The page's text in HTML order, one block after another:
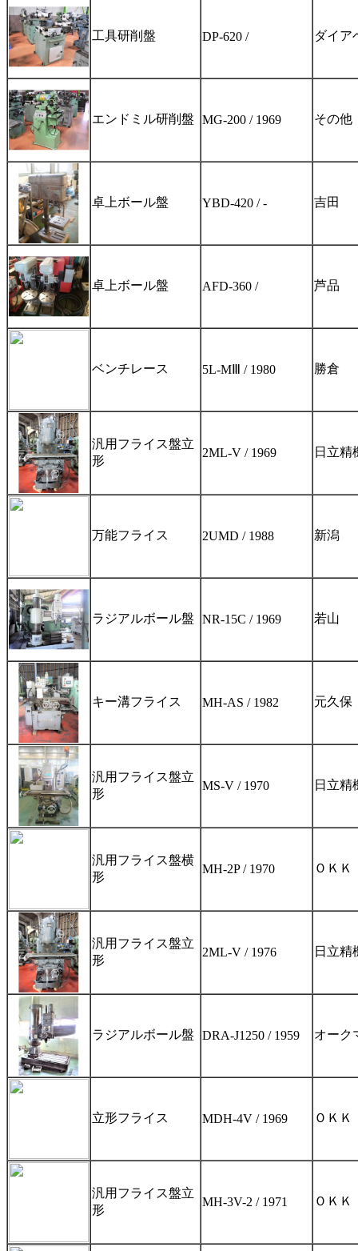
工具研削盤 DP-620 / ダイア
エンドミル研削盤 MG-200 / 1969 その他
卓上ボール盤 YBD-420 / - 吉田
卓上ボール盤 AFD-360 / 芦品
ベンチレース 5L-MⅢ / 1980 勝倉
汎用フライス盤立
形
2ML-V / 1969 日立精
万能フライス 2UMD / 1988 新潟
ラジアルボール盤 NR-15C / 1969 若山
キー溝フライス MH-AS / 1982 元久保
汎用フライス盤立
形
MS-V / 1970 日立精
汎用フライス盤横
形
MH-2P / 1970 ＯＫＫ
汎用フライス盤立
形
2ML-V / 1976 日立精
ラジアルボール盤 DRA-J1250 / 1959 オーク
立形フライス MDH-4V / 1969 ＯＫＫ
汎用フライス盤立
形
MH-3V-2 / 1971 ＯＫＫ